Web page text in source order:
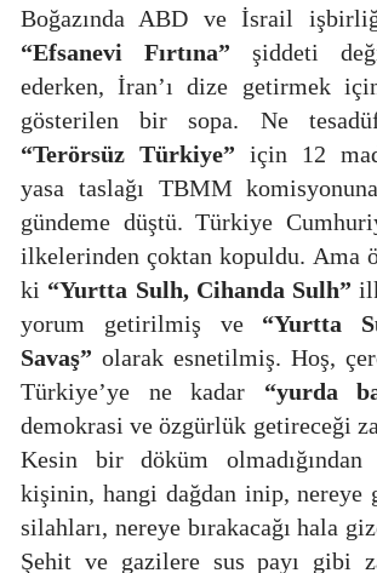
Boğazında ABD ve İsrail
“Efsanevi Fırtına” şiddeti
ederken, İran’ı dize getirmek
gösterilen bir sopa. Ne
“Terörsüz Türkiye” için 12
yasa taslağı TBMM
gündeme düştü. Türkiye
ilkelerinden çoktan kopuldu. Ama
ki “Yurtta Sulh, Cihanda Sulh”
yorum getirilmiş ve “Yurtta
Savaş” olarak esnetilmiş. Hoş,
Türkiye’ye ne kadar “yurda
demokrasi ve özgürlük getireceği
Kesin bir döküm
kişinin, hangi dağdan inip, nereye
silahları, nereye bırakacağı hala
Şehit ve gazilere sus payı gibi